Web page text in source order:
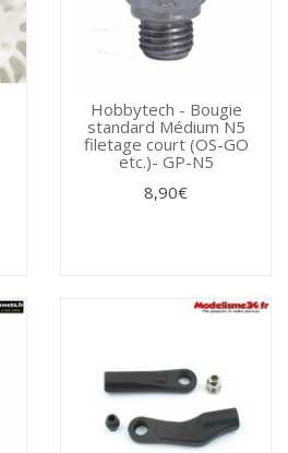
Hobbytech - Bougie
standard Médium N5
filetage court (OS-GO
etc.)- GP-N5
8,90€